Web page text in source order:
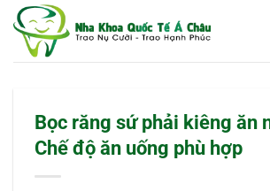
qua
Bọc răng sứ phải kiêng ăn
Chế độ ăn uống phù hợp